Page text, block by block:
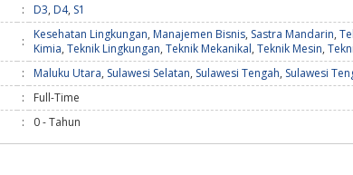
: D3, D4, S1
: Kesehatan Lingkungan, Manajemen Bisnis, Sastra Mandarin,
Kimia, Teknik Lingkungan, Teknik Mekanikal, Teknik Mesin,
: Maluku Utara, Sulawesi Selatan, Sulawesi Tengah, Sulawesi
:
Full-Time
: 0 - Tahun